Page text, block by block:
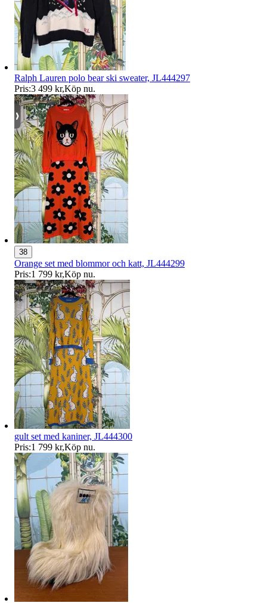
Ralph Lauren polo bear ski sweater, JL444297
Pris:3 499 kr,Köp nu.
38
Orange set med blommor och katt, JL444299
Pris:1 799 kr,Köp nu.
gult set med kaniner, JL444300
Pris:1 799 kr,Köp nu.